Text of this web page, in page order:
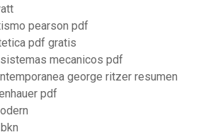
pearson pdf
pdf gratis
mecanicos pdf
george ritzer resumen
pdf